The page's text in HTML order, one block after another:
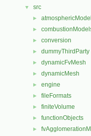
▼ src
►
►
► conversion
► dummyThirdParty
► dynamicFvMesh
► dynamicMesh
► engine
► fileFormats
► finiteVolume
► functionObjects
►